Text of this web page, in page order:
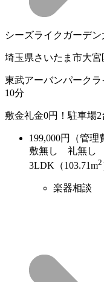
シーズライクガーデ
埼玉県さいたま市大宮
東武アーバンパーク
10分
敷金礼金0円！駐車場
199,000円（管理
敷無し 礼無し
3LDK（103.71m2
楽器相談